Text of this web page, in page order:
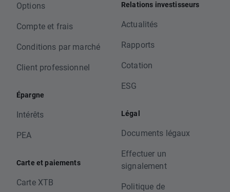
Options
Compte et frais
Conditions par marché
Client professionnel
Épargne
Intérêts
PEA
Carte et paiements
Carte XTB
Relations investisseurs
Actualités
Rapports
Cotation
ESG
Légal
Documents légaux
Effectuer un
signalement
Politique de